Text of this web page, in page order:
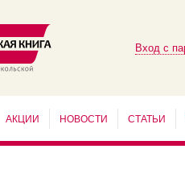
Вход с
АКЦИИ НОВОСТИ СТАТЬИ